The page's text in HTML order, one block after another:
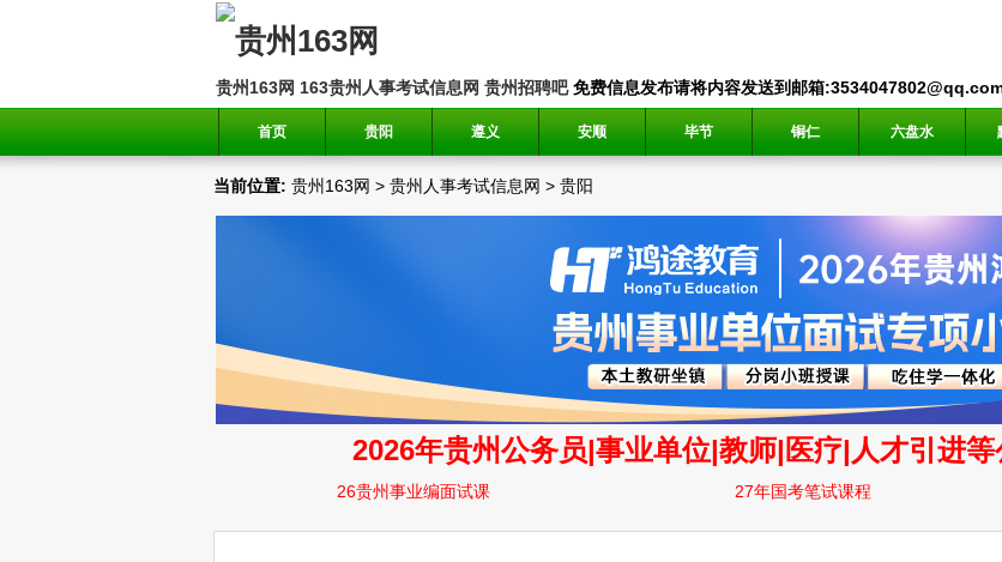
贵州163网 163贵州人事考试信息网 贵州招聘吧免费信息发布请将内容发送到邮箱
首页 贵阳 遵义 安顺 毕节 铜仁 六盘水
当前位置: 贵州163网 > 贵州人事考试信息网 > 贵阳